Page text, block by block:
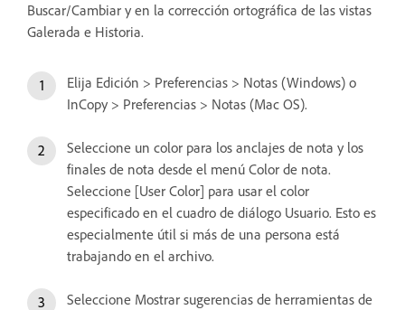
Buscar/Cambiar y en la corrección ortográfica de las vistas
Galerada e Historia.
Elija Edición > Preferencias > Notas (Windows) o
InCopy > Preferencias > Notas (Mac OS).
Seleccione un color para los anclajes de nota y los
finales de nota desde el menú Color de nota.
Seleccione [User Color] para usar el color
especificado en el cuadro de diálogo Usuario. Esto es
especialmente útil si más de una persona está
trabajando en el archivo.
Seleccione Mostrar sugerencias de herramientas de